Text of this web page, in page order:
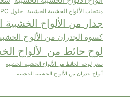
منتجات الألواح الخشبية الخشبية حلول WPC
جدار من الألواح الخشبية
كسوة الجدران من الألواح
لوح حائط من الألواح
سعر لوحة الحائط من الألواح الخشبية الخشبية
ألواح جدران من الألواح الخشبية الخشبية